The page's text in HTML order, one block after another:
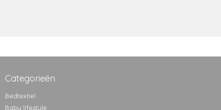
Categorieën
Bedtextiel
Baby lifestyle